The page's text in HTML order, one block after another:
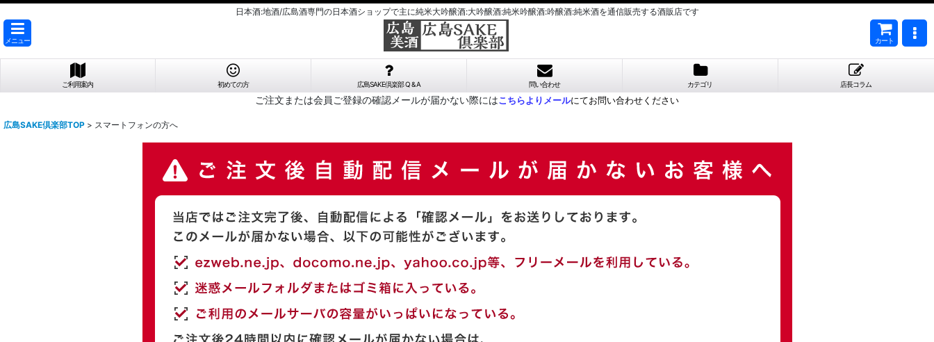
日本酒:地酒/広島酒専門の日本酒ショップで主に純米大吟醸酒:大吟醸酒:純米吟醸酒:吟醸酒:純米酒を通信販売する酒販店です
メニュー カート
ご利用案内 初めての方 広島SAKE倶楽部 Q & A 問い合わせ カテゴリ 店長コラム
ご注文または会員ご登録の確認メールが届かない際にはこちらよりメールにてお問い合わせください
広島SAKE倶楽部TOP > スマートフォンの方へ